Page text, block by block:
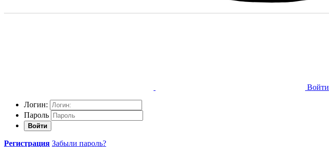
Войти
Логин:
Пароль
Войти
Регистрация Забыли пароль?